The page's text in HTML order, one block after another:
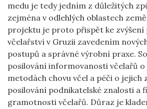
medu je tedy jedním z důležitých
zejména v odlehlých oblastech
projektu je proto přispět ke
včelařství v Gruzii zavedením
postupů a správné výrobní praxe.
posilování informovanosti včelařů
metodách chovu včel a péči o jejich
posilování podnikatelské znalosti a
gramotnosti včelařů. Důraz je